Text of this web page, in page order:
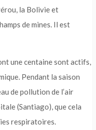
la Bolivie et
de mines. Il est
une centaine sont actifs,
Pendant la saison
de pollution de l’air
(Santiago), que cela
respiratoires.